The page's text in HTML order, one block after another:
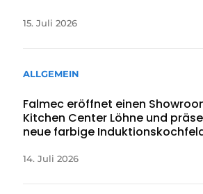
15. Juli 2026
ALLGEMEIN
Falmec eröffnet einen
Kitchen Center Löhne und
neue farbige
14. Juli 2026